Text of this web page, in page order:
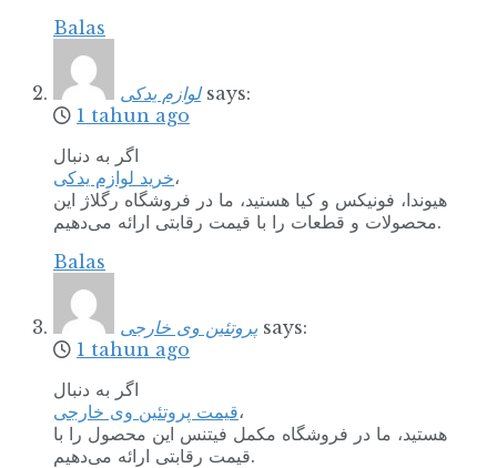
Balas
لوازم یدکی says:
1 tahun ago
اگر به دنبال
خرید لوازم یدکی،
هیوندا، فونیکس و کیا هستید، ما در فروشگاه رگلاژ این
محصولات و قطعات را با قیمت رقابتی ارائه می‌دهیم.
Balas
پروتئین وی خارجی says:
1 tahun ago
اگر به دنبال
قیمت پروتئین وی خارجی،
هستید، ما در فروشگاه مکمل فیتنس این محصول را با
قیمت رقابتی ارائه می‌دهیم.